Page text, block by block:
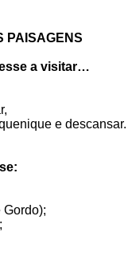
PAISAGENS
a visitar…
e descansar.